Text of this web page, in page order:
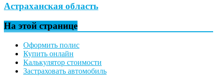
Астраханская область
На этой странице
Оформить полис
Купить онлайн
Калькулятор стоимости
Застраховать автомобиль